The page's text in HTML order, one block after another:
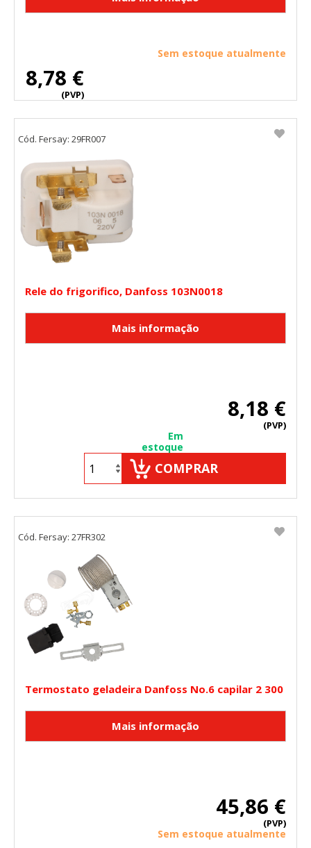
8,78 €
(PVP)
Sem estoque atualmente
Rele do frigorifico, Danfoss 103N0018
8,18 €
(PVP)
Em
estoque
COMPRAR
Cód. Fersay: 29FR007
Termostato geladeira Danfoss No.6 capilar 2 300
45,86 €
(PVP)
Sem estoque atualmente
Cód. Fersay: 27FR302